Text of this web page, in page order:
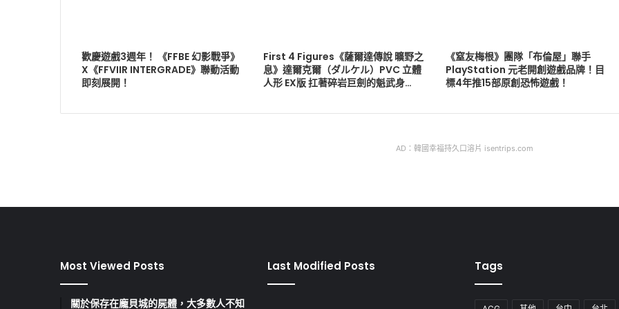
歡慶遊戲3週年！ 《FFBE 幻影戰爭》
X《FFVIIR INTERGRADE》聯動活動
即刻展開！
First 4 Figures《薩爾達傳說 曠野之
息》達爾克爾（ダルケル）PVC 立體
人形 EX版 扛著碎岩巨劍的魁武身…
《窒友梅根》團隊「布倫屋」聯手
PlayStation 元老開創遊戲品牌！目
標4年推15部原創恐怖遊戲！
AD：韓國幸福持久口溶片 isentrips.com
Most Viewed Posts
關於保存在龐貝城的屍體，大多數人不知
Last Modified Posts Tags